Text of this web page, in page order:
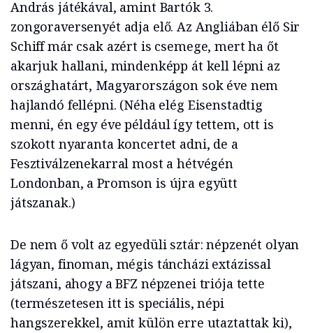
András játékával, amint Bartók 3.
zongoraversenyét adja elő. Az Angliában élő Sir
Schiff már csak azért is csemege, mert ha őt
akarjuk hallani, mindenképp át kell lépni az
országhatárt, Magyarországon sok éve nem
hajlandó fellépni. (Néha elég Eisenstadtig
menni, én egy éve például így tettem, ott is
szokott nyaranta koncertet adni, de a
Fesztiválzenekarral most a hétvégén
Londonban, a Promson is újra együtt
játszanak.)
De nem ő volt az egyedüli sztár: népzenét olyan
lágyan, finoman, mégis táncházi extázissal
játszani, ahogy a BFZ népzenei triója tette
(természetesen itt is speciális, népi
hangszerekkel, amit külön erre utaztattak ki),